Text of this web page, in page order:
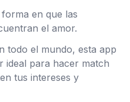
en que las
el amor.
todo el mundo, esta app
ideal para hacer match
tus intereses y